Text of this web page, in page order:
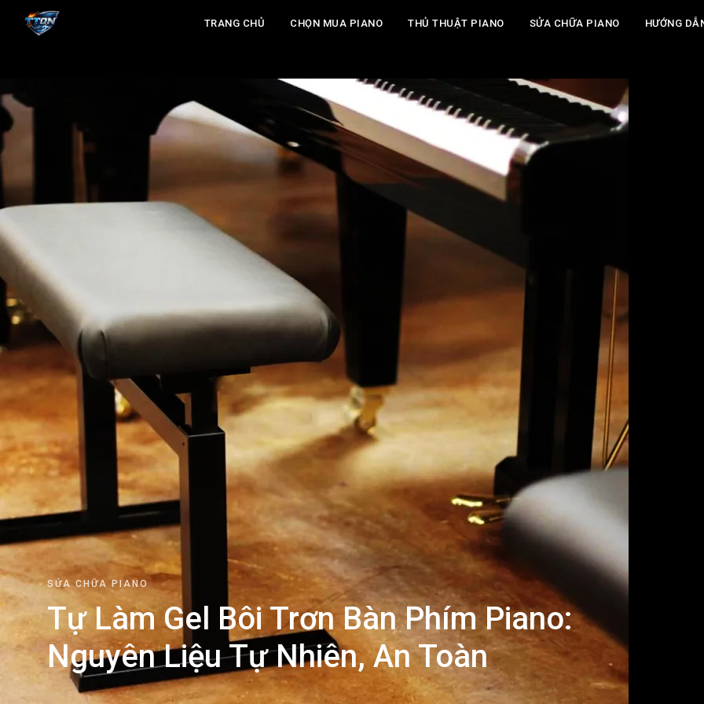
TRANG CHỦ CHỌN MUA PIANO THỦ THUẬT PIANO SỬA CHỮA PIANO HƯỚNG
SỬA CHỮA PIANO
Tự Làm Gel Bôi Trơn Bàn Phím Piano:
Nguyên Liệu Tự Nhiên, An Toàn